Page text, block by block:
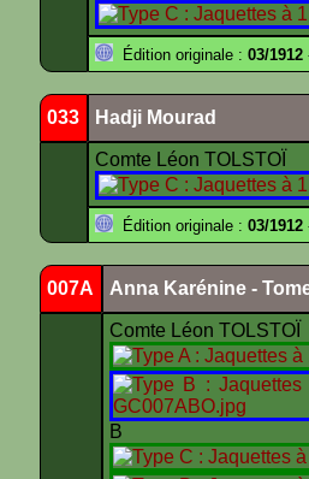
Édition originale : 03/1912
033 Hadji Mourad
Comte Léon TOLSTOÏ
Édition originale : 03/1912
007A Anna Karénine -
Comte Léon TOLSTOÏ
B